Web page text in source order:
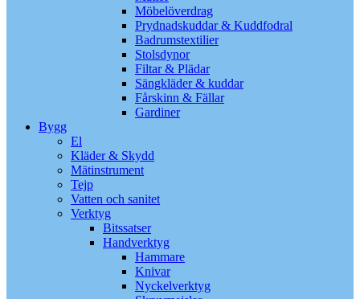
Möbelöverdrag
Prydnadskuddar & Kuddfodral
Badrumstextilier
Stolsdynor
Filtar & Plädar
Sängkläder & kuddar
Fårskinn & Fällar
Gardiner
Bygg
El
Kläder & Skydd
Mätinstrument
Tejp
Vatten och sanitet
Verktyg
Bitssatser
Handverktyg
Hammare
Knivar
Nyckelverktyg